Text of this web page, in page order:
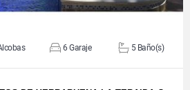
6 Garaje 5 Baño(s)